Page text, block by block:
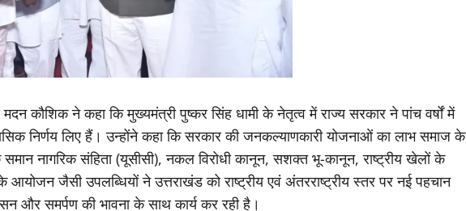
कौशिक ने कहा कि मुख्यमंत्री पुष्कर सिंह धामी के नेतृत्व में राज्य सरकार ने पांच वर्षों में
निर्णय लिए हैं। उन्होंने कहा कि सरकार की जनकल्याणकारी योजनाओं का लाभ समाज के
नागरिक संहिता (यूसीसी), नकल विरोधी कानून, सशक्त भू-कानून, राष्ट्रीय खेलों के
जैसी उपलब्धियों ने उत्तराखंड को राष्ट्रीय एवं अंतरराष्ट्रीय स्तर पर नई पहचान
और समर्पण की भावना के साथ कार्य कर रही है।